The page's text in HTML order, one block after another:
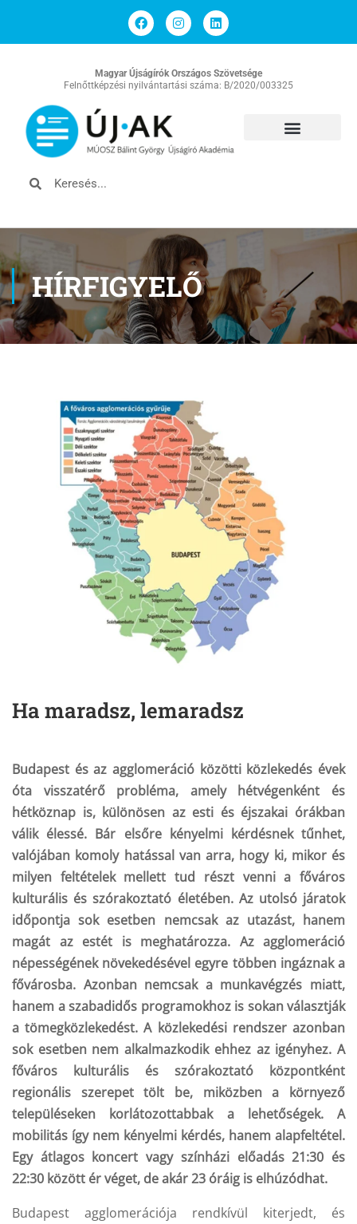
Magyar Újságírók Országos Szövetsége
Felnőttképzési nyilvántartási száma: B/2020/003325
HÍRFIGYELŐ
Ha maradsz, lemaradsz
Budapest és az agglomeráció közötti közlekedés évek
óta visszatérő probléma, amely hétvégenként és
hétköznap is, különösen az esti és éjszakai órákban
válik élessé. Bár elsőre kényelmi kérdésnek tűnhet,
valójában komoly hatással van arra, hogy ki, mikor és
milyen feltételek mellett tud részt venni a főváros
kulturális és szórakoztató életében. Az utolsó járatok
időpontja sok esetben nemcsak az utazást, hanem
magát az estét is meghatározza. Az agglomeráció
népességének növekedésével egyre többen ingáznak a
fővárosba. Azonban nemcsak a munkavégzés miatt,
hanem a szabadidős programokhoz is sokan választják
a tömegközlekedést. A közlekedési rendszer azonban
sok esetben nem alkalmazkodik ehhez az igényhez. A
főváros kulturális és szórakoztató központként
regionális szerepet tölt be, miközben a környező
településeken korlátozottabbak a lehetőségek. A
mobilitás így nem kényelmi kérdés, hanem alapfeltétel.
Egy átlagos koncert vagy színházi előadás 21:30 és
22:30 között ér véget, de akár 23 óráig is elhúzódhat.
Budapest agglomerációja rendkívül kiterjedt, és